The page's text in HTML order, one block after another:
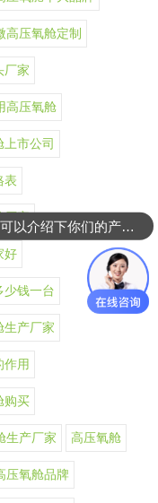
高压氧舱定制
厂家
高压氧舱
市公司
表
厂家
好
少钱一台
生产厂家
作用
购买
生产厂家 高压氧舱
压氧舱品牌
可以介绍下你们的产品么